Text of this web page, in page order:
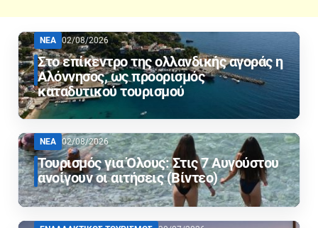
ΝΕΑ 02/08/2026
Στο επίκεντρο της ολλανδικής αγοράς η
Αλόννησος, ως προορισμός
καταδυτικού τουρισμού
ΝΕΑ 02/08/2026
Τουρισμός για Όλους: Στις 7 Αυγούστου
ανοίγουν οι αιτήσεις (Βίντεο)